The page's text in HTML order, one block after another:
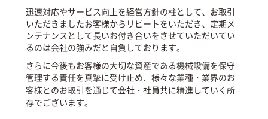
迅速対応やサービス向上を経営方針の柱として、お取引
いただきましたお客様からリピートをいただき、定期メ
ンテナンスとして長いお付き合いをさせていただいてい
るのは会社の強みだと自負しております。
さらに今後もお客様の大切な資産である機械設備を保守
管理する責任を真摯に受け止め、様々な業種・業界のお
客様とのお取引を通じて会社・社員共に精進していく所
存でございます。